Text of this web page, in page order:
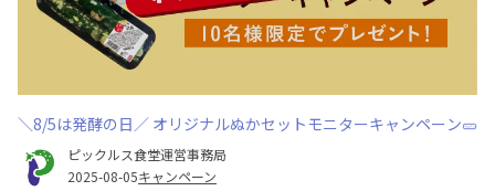
＼8/5は発酵の日／ オリジナルぬかセットモニターキャンペーン🥒
ピックルス食堂運営事務局
2025-08-05キャンペーン